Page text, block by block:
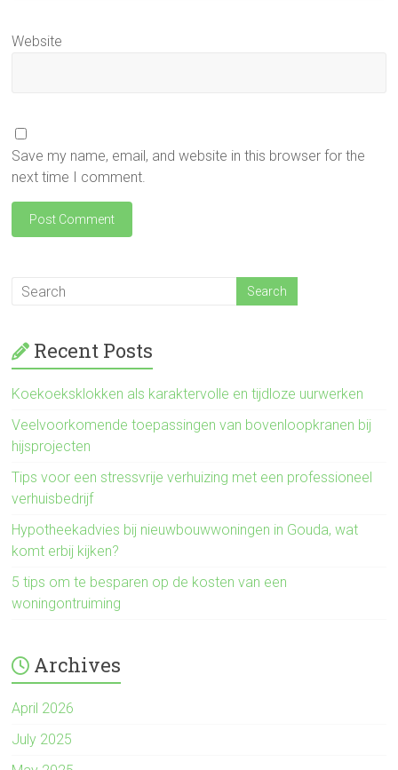
Website
Save my name, email, and website in this browser for the
next time I comment.
Recent Posts
Koekoeksklokken als karaktervolle en tijdloze uurwerken
Veelvoorkomende toepassingen van bovenloopkranen bij
hijsprojecten
Tips voor een stressvrije verhuizing met een professioneel
verhuisbedrijf
Hypotheekadvies bij nieuwbouwwoningen in Gouda, wat
komt erbij kijken?
5 tips om te besparen op de kosten van een
woningontruiming
Archives
April 2026
July 2025